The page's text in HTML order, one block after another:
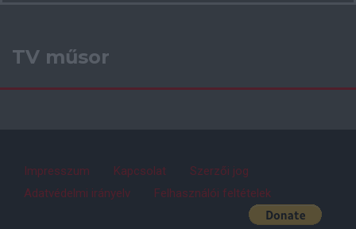
TV műsor
Impresszum Kapcsolat
Szerzői jog
Adatvédelmi irányelv
Felhasználói feltételek